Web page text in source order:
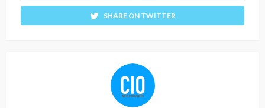
SHARE ON TWITTER